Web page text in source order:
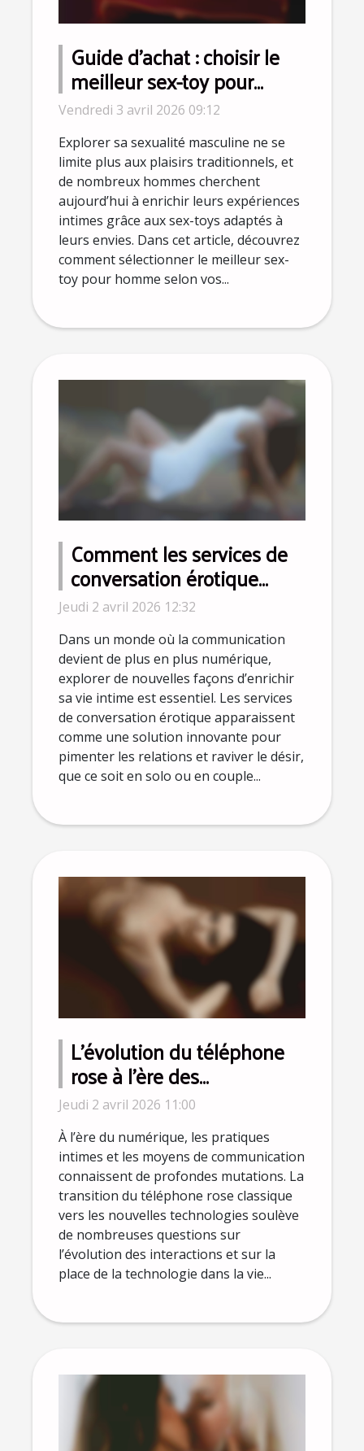
Guide d'achat : choisir le
meilleur sex-toy pour
homme en fonction de ses
préférences
Vendredi 3 avril 2026 09:12
Explorer sa sexualité masculine ne se
limite plus aux plaisirs traditionnels, et
de nombreux hommes cherchent
aujourd’hui à enrichir leurs expériences
intimes grâce aux sex-toys adaptés à
leurs envies. Dans cet article, découvrez
comment sélectionner le meilleur sex-
toy pour homme selon vos...
Comment les services de
conversation érotique
peuvent enrichir la vie
intime ?
Jeudi 2 avril 2026 12:32
Dans un monde où la communication
devient de plus en plus numérique,
explorer de nouvelles façons d’enrichir
sa vie intime est essentiel. Les services
de conversation érotique apparaissent
comme une solution innovante pour
pimenter les relations et raviver le désir,
que ce soit en solo ou en couple...
L'évolution du téléphone
rose à l'ère des
technologies numériques
Jeudi 2 avril 2026 11:00
À l’ère du numérique, les pratiques
intimes et les moyens de communication
connaissent de profondes mutations. La
transition du téléphone rose classique
vers les nouvelles technologies soulève
de nombreuses questions sur
l’évolution des interactions et sur la
place de la technologie dans la vie...